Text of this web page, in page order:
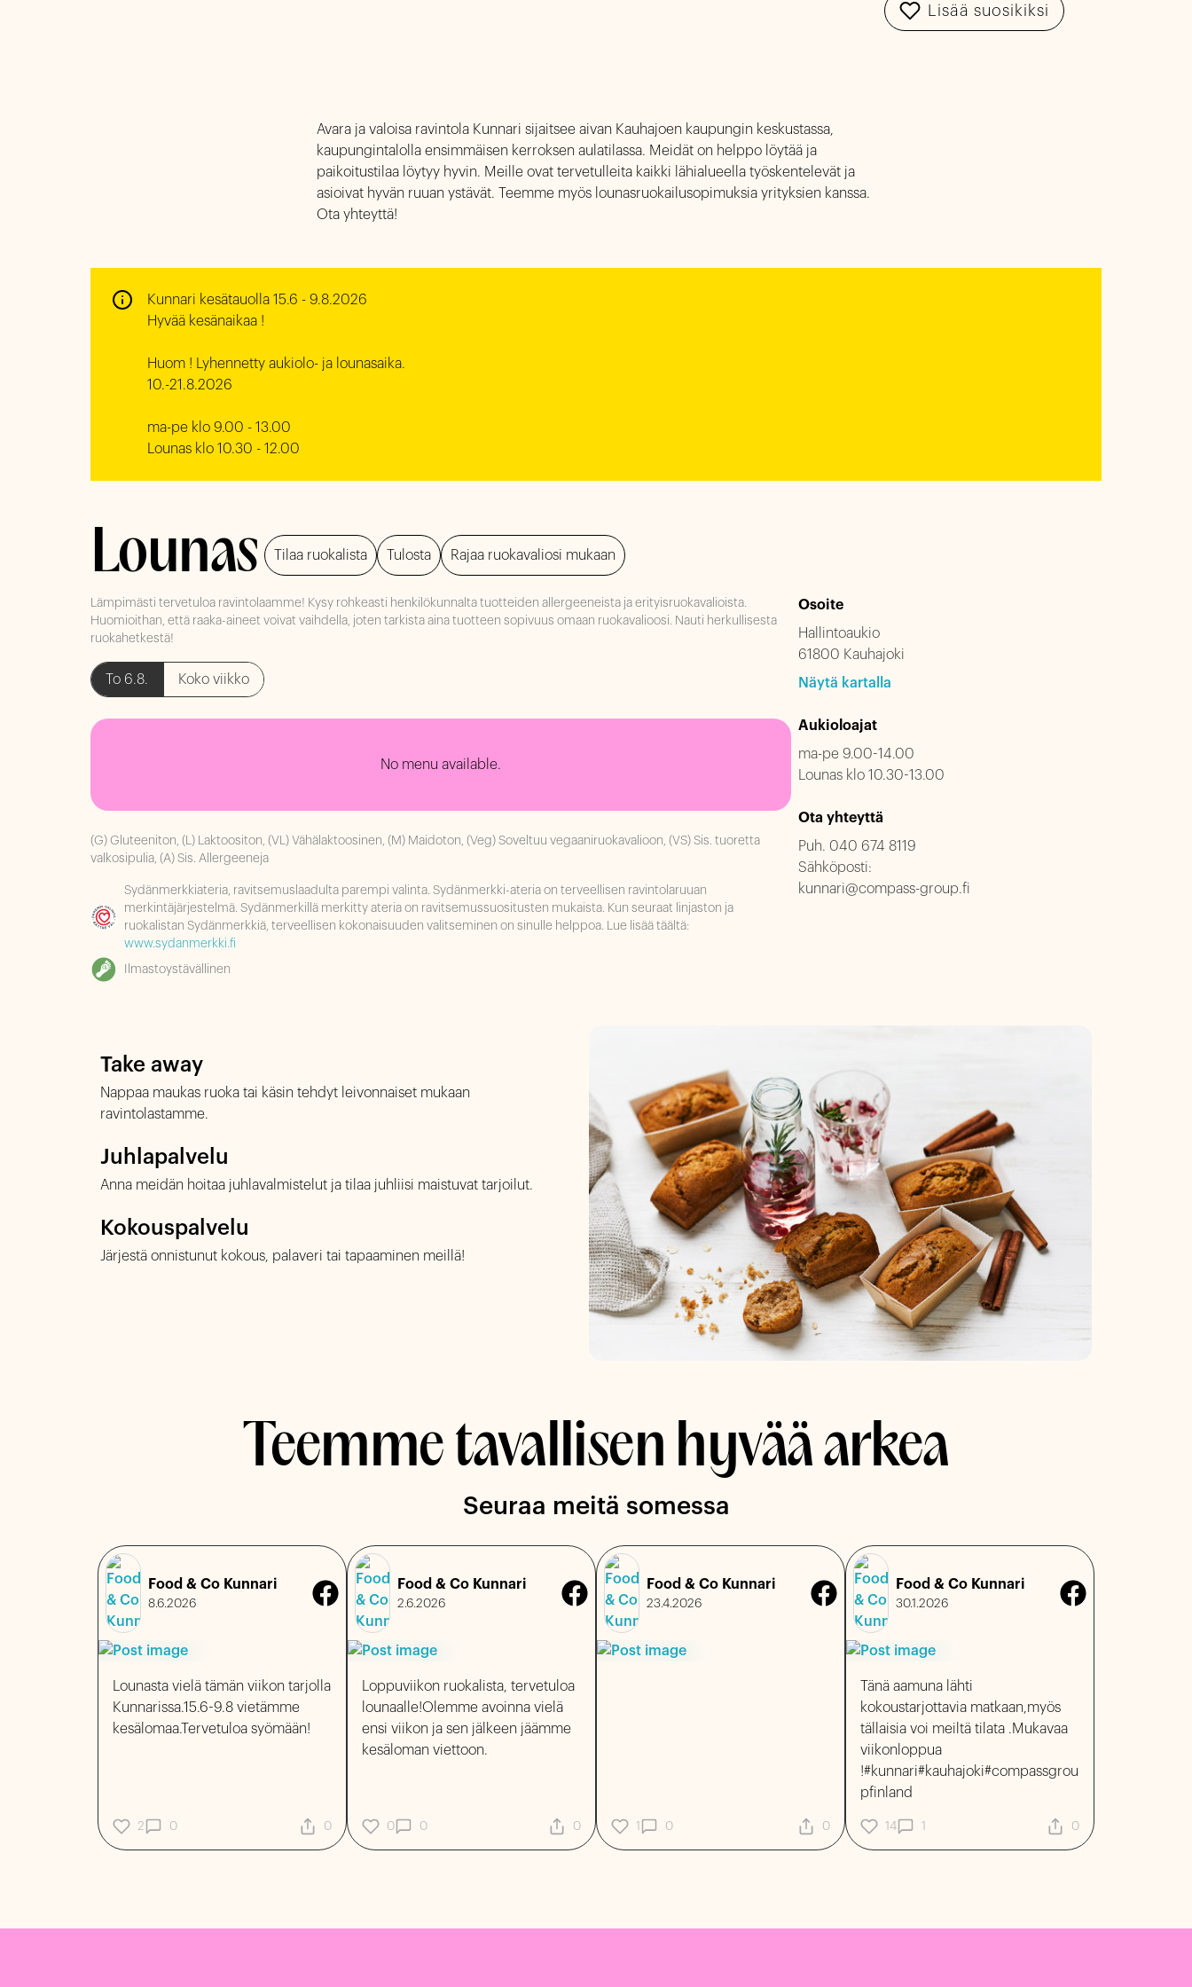
Lisää suosikiksi
Avara ja valoisa ravintola Kunnari sijaitsee aivan Kauhajoen kaupungin keskustassa,
kaupungintalolla ensimmäisen kerroksen aulatilassa. Meidät on helppo löytää ja
paikoitustilaa löytyy hyvin. Meille ovat tervetulleita kaikki lähialueella työskentelevät ja
asioivat hyvän ruuan ystävät. Teemme myös lounasruokailusopimuksia yrityksien kanssa.
Ota yhteyttä!
Kunnari kesätauolla 15.6 - 9.8.2026
Hyvää kesänaikaa !
Huom ! Lyhennetty aukiolo- ja lounasaika.
10.-21.8.2026
ma-pe klo 9.00 - 13.00
Lounas klo 10.30 - 12.00
Lounas Tilaa ruokalista Tulosta Rajaa ruokavaliosi mukaan
Lämpimästi tervetuloa ravintolaamme! Kysy rohkeasti henkilökunnalta tuotteiden allergeeneista ja erityisruokavalioista.
Huomioithan, että raaka-aineet voivat vaihdella, joten tarkista aina tuotteen sopivuus omaan ruokavalioosi. Nauti herkullisesta
ruokahetkestä!
To 6.8. Koko viikko
No menu available.
(G) Gluteeniton, (L) Laktoositon, (VL) Vähälaktoosinen, (M) Maidoton, (Veg) Soveltuu vegaaniruokavalioon, (VS) Sis. tuoretta
valkosipulia, (A) Sis. Allergeeneja
Sydänmerkkiateria, ravitsemuslaadulta parempi valinta. Sydänmerkki-ateria on terveellisen ravintolaruuan
merkintäjärjestelmä. Sydänmerkillä merkitty ateria on ravitsemussuositusten mukaista. Kun seuraat linjaston ja
ruokalistan Sydänmerkkiä, terveellisen kokonaisuuden valitseminen on sinulle helppoa. Lue lisää täältä:
www.sydanmerkki.fi
Ilmastoystävällinen
Osoite
Hallintoaukio
61800 Kauhajoki
Näytä kartalla
Aukioloajat
ma-pe 9.00-14.00
Lounas klo 10.30-13.00
Ota yhteyttä
Puh. 040 674 8119
Sähköposti:
kunnari@compass-group.fi
Take away
Nappaa maukas ruoka tai käsin tehdyt leivonnaiset mukaan
ravintolastamme.
Juhlapalvelu
Anna meidän hoitaa juhlavalmistelut ja tilaa juhliisi maistuvat tarjoilut.
Kokouspalvelu
Järjestä onnistunut kokous, palaveri tai tapaaminen meillä!
Teemme tavallisen hyvää arkea
Seuraa meitä somessa
Food & Co Kunnari
8.6.2026
Lounasta vielä tämän viikon tarjolla
Kunnarissa.15.6-9.8 vietämme
kesälomaa.Tervetuloa syömään!
2 0 0
Food & Co Kunnari
2.6.2026
Loppuviikon ruokalista, tervetuloa
lounaalle!Olemme avoinna vielä
ensi viikon ja sen jälkeen jäämme
kesäloman viettoon.
0 0 0
Food & Co Kunnari
23.4.2026
1 0 0
Food & Co Kunnari
30.1.2026
Tänä aamuna lähti
kokoustarjottavia matkaan,myös
tällaisia voi meiltä tilata .Mukavaa
viikonloppua
!#kunnari#kauhajoki#compassgrou
pfinland
14 1 0